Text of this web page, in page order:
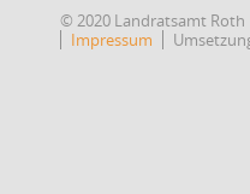
© 2020 Landratsamt Roth
Impressum